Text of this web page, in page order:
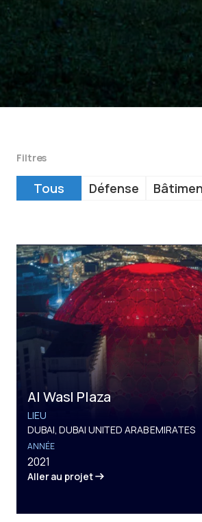
Filtres
Défense
Tous
Al Wasl Plaza
LIEU
DUBAI, DUBAI UNITED ARAB EMIRATES
ANNÉE
2021
Aller au projet